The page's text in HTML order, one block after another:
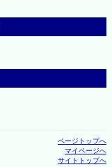
ページトップへ
マイページへ
サイトトップへ